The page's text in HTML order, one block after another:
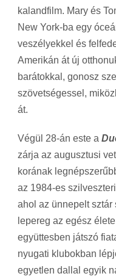
kalandfilm. Mary és
New York-ba egy
veszélyekkel és
Amerikán át új
barátokkal, gonosz
szövetségessel,
át.
Végül 28-án este a
zárja az augusztusi
korának
az 1984-es
ahol az ünnepelt sztár
lepereg az egész
együttesben játszó
nyugati klubokban
egyetlen dallal egyik